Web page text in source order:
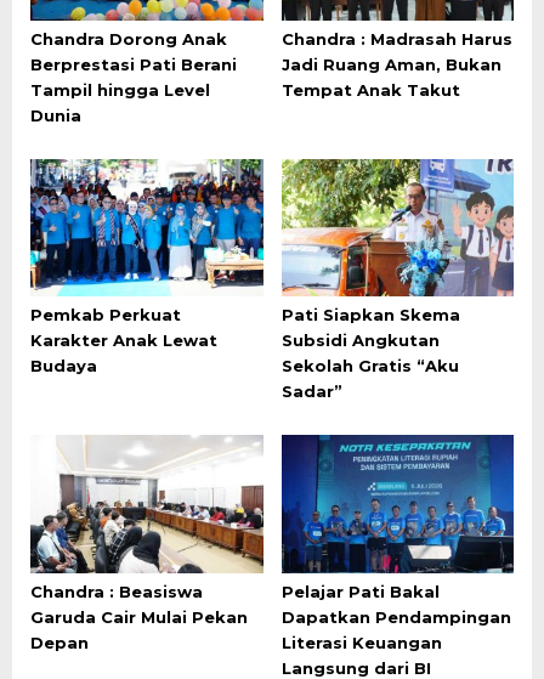
Chandra Dorong Anak
Berprestasi Pati Berani
Tampil hingga Level
Dunia
Chandra : Madrasah Harus
Jadi Ruang Aman, Bukan
Tempat Anak Takut
Pemkab Perkuat
Karakter Anak Lewat
Budaya
Pati Siapkan Skema
Subsidi Angkutan
Sekolah Gratis “Aku
Sadar”
Chandra : Beasiswa
Garuda Cair Mulai Pekan
Depan
Pelajar Pati Bakal
Dapatkan Pendampingan
Literasi Keuangan
Langsung dari BI